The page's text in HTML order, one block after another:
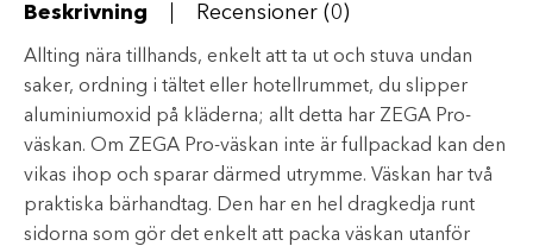
Beskrivning Recensioner (0)
Allting nära tillhands, enkelt att ta ut och stuva undan
saker, ordning i tältet eller hotellrummet, du slipper
aluminiumoxid på kläderna; allt detta har ZEGA Pro-
väskan. Om ZEGA Pro-väskan inte är fullpackad kan den
vikas ihop och sparar därmed utrymme. Väskan har två
praktiska bärhandtag. Den har en hel dragkedja runt
sidorna som gör det enkelt att packa väskan utanför